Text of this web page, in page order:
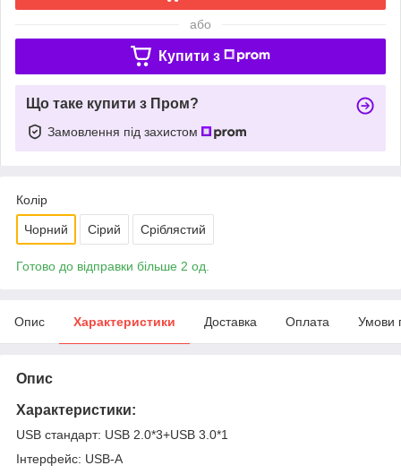
або
Купити з
Що таке купити з Пром?
Замовлення під захистом
Колір
Чорний Сірий Сріблястий
Готово до відправки більше 2 од.
Опис Характеристики Доставка Оплата Умови
Опис
Характеристики:
USB стандарт: USB 2.0*3+USB 3.0*1
Інтерфейс: USB-A